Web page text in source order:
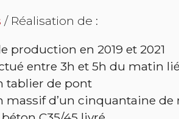
/ Réalisation de :
production en 2019 et 2021
entre 3h et 5h du matin
tablier de pont
massif d’un cinquantaine